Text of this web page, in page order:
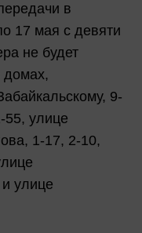
в
17 мая с девяти
не будет
домах,
9-
55, улице
1-17, 2-10,
улице